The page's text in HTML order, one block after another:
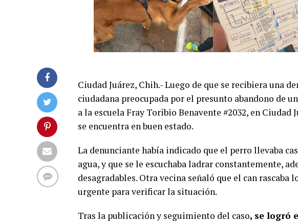
Ciudad Juárez, Chih.- Luego de que se recibiera una
ciudadana preocupada por el presunto abandono de
a la escuela Fray Toribio Benavente #2032, en
se encuentra en buen estado.
La denunciante había indicado que el perro llevaba
agua, y que se le escuchaba ladrar constantemente,
desagradables. Otra vecina señaló que el can
urgente para verificar la situación.
Tras la publicación y seguimiento del caso, se logró